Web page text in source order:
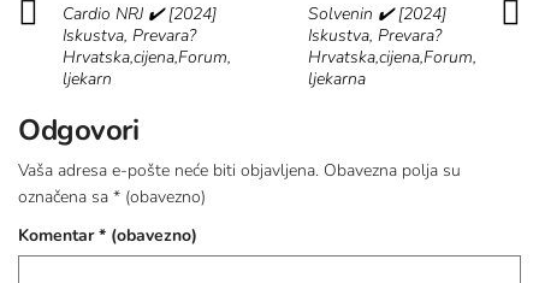
Cardio NRJ ✔️ [2024]
Iskustva, Prevara?
Hrvatska,cijena,Forum,
ljekarn
Solvenin ✔️ [2024]
Iskustva, Prevara?
Hrvatska,cijena,Forum,
ljekarna
Odgovori
Vaša adresa e-pošte neće biti objavljena. Obavezna polja su
označena sa * (obavezno)
Komentar* (obavezno)